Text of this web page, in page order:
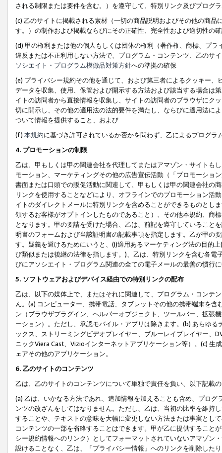
される制限または要件を含む。）を遵守して、特別リンク及びプログ
(c) 乙のサイトに掲載される素材（一切の商品説明およびその他の商
す。）の制作および掲載ならびにその正確性、完全性および適切性の
(d) 甲の権利または他の個人もしくは団体の権利（著作権、商標、プ
違反または不正利用しない方法で、プログラム・コンテンツ、乙のサ
ソシエイト・プログラム模倣品対策方針への準拠の確保
(e) プライバシー規約その他を通じて、および第三者によるクッキー
データを収集、使用、保管および開示する方法および該当する場合は
イトの訪問者から直接情報を収集し、サイトの訪問者のブラウザにク
切に開示し、その他の適用法の法的要件を満たし、ならびに適用法に
ついて情報を提供すること、および
(f) 本規約に基づき許可されているか否かを問わず、乙によるプログ
4. プロモーションの制限
乙は、甲もしくは甲の関連会社を代理してまたはアマゾン・サイトも
モーション、マーケティングその他の広告宣伝活動（「プロモーショ
書面または口頭での販促活動に関連して、甲もしくは甲の関連会社の
リンクを使用することなどにより、オフラインでのプロモーション活
イトのダイレクトメールに特別リンクを含めることができるものとし
領するお客様がオプトインしたものであること）、その他本規約、商
となります。甲の要請を受けた場合、乙は、前記を遵守していること
明書のフォームおよび当該証明書の記載事項を指定します。乙が甲の
す。疑義を避けるためにいうと、(i)適用あるマーケティング法の目的
び類似または後継の法律を指します。)、乙は、特別リンクを含む各
びにアソシエイト・プログラム関連の全ての電子メールの最善の慣行
5. ソフトウェアおよびデバイス経由での特別リンクの配布
乙は、以下の媒体上で、またはそれに関連して、プログラム・コンテ
ん。(a) コンピューター、携帯電話、タブレットその他の携帯端末を
ン（ブラウザプラグイン、ヘルパーオブジェクト、ツールバー、拡張
ーション）。ただし、承認モバイル・アプリは除きます。(b) あらゆ
ックス、ストリーミングビデオプレイヤー、ブルーレイプレイヤー、
ニックViera Cast、Vizioインターネットアプリケーション等）。(c)
ェアその他のアプリケーション。
6. 乙のサイトのコンテンツ
乙は、乙のサイトのコンテンツについて単独で責任を負い、以下記載
(a) 乙は、いかなる方法であれ、追加情報を加えることも含め、プロ
ンツの改ざんをしてはなりません。ただし、乙は、当初の比率を維持
することや、テキストの意味を大幅に変更しない方法または事実とし
コンテンツの一部を省略することはできます。甲が乙に提供すること
シー規約情報へのリンク）としてフォーマットされていないアマゾン
設けることなく、乙は、「プライバシー情報」へのリンクを削除した